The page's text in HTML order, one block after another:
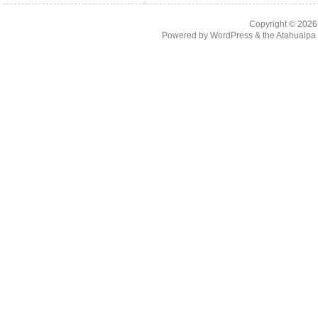
Copyright ©
Powered by WordPress& the Atahualpa